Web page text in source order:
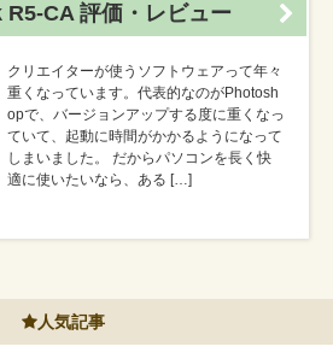
R5-CA 評価・レビュー
クリエイターが使うソフトウェアって年々
重くなっています。代表的なのがPhotosh
opで、バージョンアップする度に重くなっ
ていて、起動に時間がかかるようになって
しまいました。 だからパソコンを長く快
適に使いたいなら、ある […]
人気記事